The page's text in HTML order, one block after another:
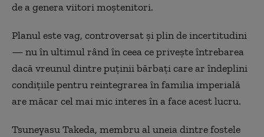
de a genera viitori moștenitori.
Planul este vag, controversat și plin de incertitudini
— nu în ultimul rând în ceea ce privește întrebarea
dacă vreunul dintre puținii bărbați care ar îndeplini
condițiile pentru reintegrarea în familia imperială
are măcar cel mai mic interes în a face acest lucru.
Tsuneyasu Takeda, membru al uneia dintre fostele